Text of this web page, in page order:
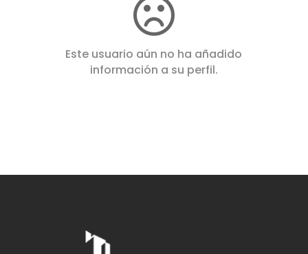
Este usuario aún no ha añadido
información a su perfil.